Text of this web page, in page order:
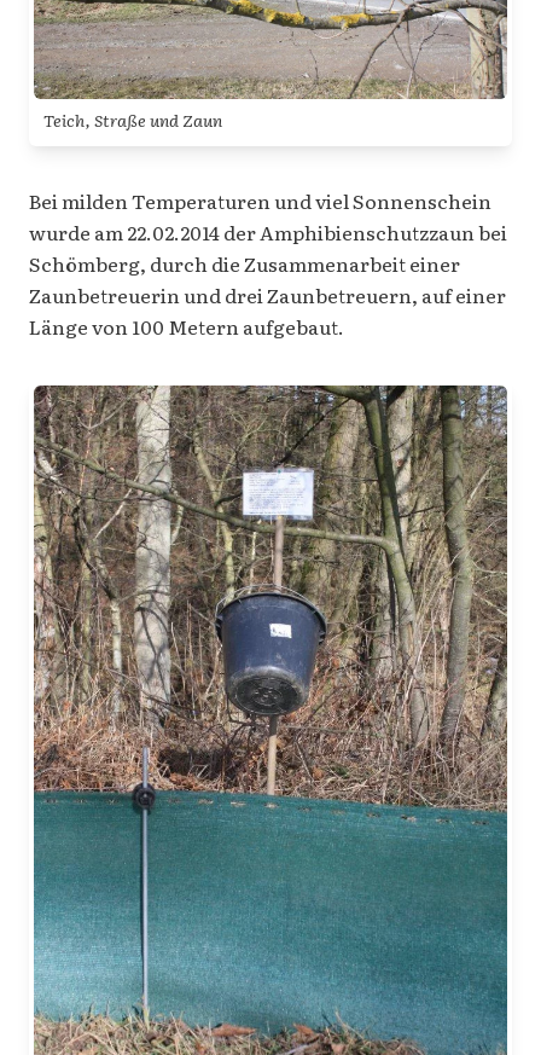
Teich, Straße und Zaun
Bei milden Temperaturen und viel Sonnenschein
wurde am 22.02.2014 der Amphibienschutzzaun bei
Schömberg, durch die Zusammenarbeit einer
Zaunbetreuerin und drei Zaunbetreuern, auf einer
Länge von 100 Metern aufgebaut.